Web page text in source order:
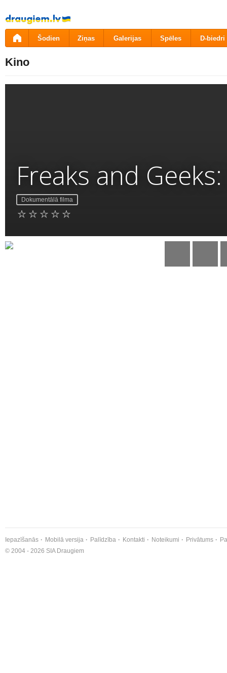
Pāriet
uz
saturu
Šodien Ziņas Galerijas Spēles D-biedri
Kino
Freaks and
Dokumentālā filma
Iepazīšanās Mobilā versija Palīdzība Kontakti Noteikumi Privātums
© 2004 - 2026 SIA Draugiem